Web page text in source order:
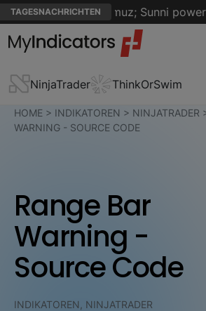
TAGESNACHRICHTEN
on Strait of Hormuz; Sunni powers
NinjaTrader ThinkOrSwim
HOME > INDIKATOREN > NINJATRADER
WARNING - SOURCE CODE
Range Bar
Warning -
Source Code
INDIKATOREN, NINJATRADER